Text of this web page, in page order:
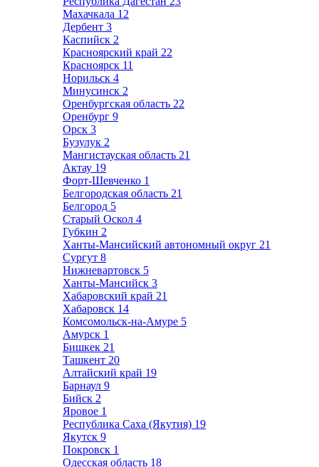
Махачкала 12
Дербент 3
Каспийск 2
Красноярский край 22
Красноярск 11
Норильск 4
Минусинск 2
Оренбургская область 22
Оренбург 9
Орск 3
Бузулук 2
Мангистауская область 21
Актау 19
Форт-Шевченко 1
Белгородская область 21
Белгород 5
Старый Оскол 4
Губкин 2
Ханты-Мансийский автономный округ 21
Сургут 8
Нижневартовск 5
Ханты-Мансийск 3
Хабаровский край 21
Хабаровск 14
Комсомольск-на-Амуре 5
Амурск 1
Бишкек 21
Ташкент 20
Алтайский край 19
Барнаул 9
Бийск 2
Яровое 1
Республика Саха (Якутия) 19
Якутск 9
Покровск 1
Одесская область 18